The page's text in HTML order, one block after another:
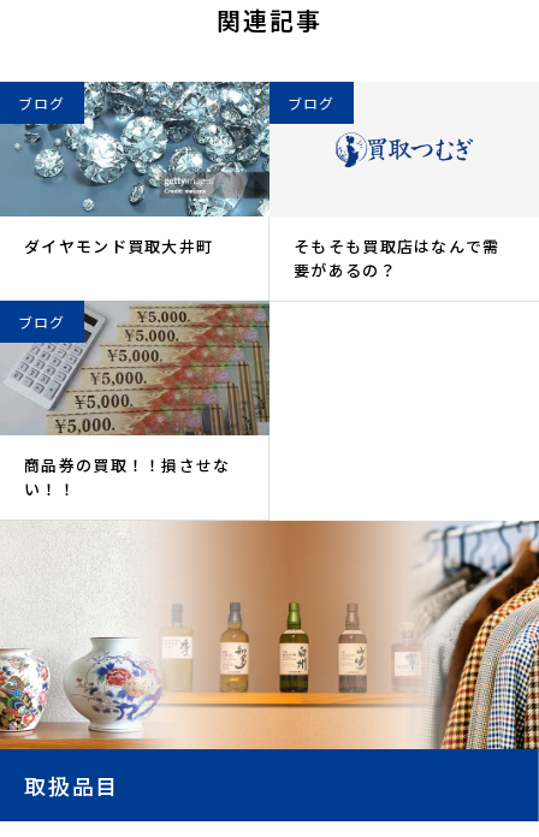
関連記事
ブログ
ダイヤモンド買取大井町
ブログ
そもそも買取店はなんで需
要があるの？
ブログ
商品券の買取！！損させな
い！！
取扱品目